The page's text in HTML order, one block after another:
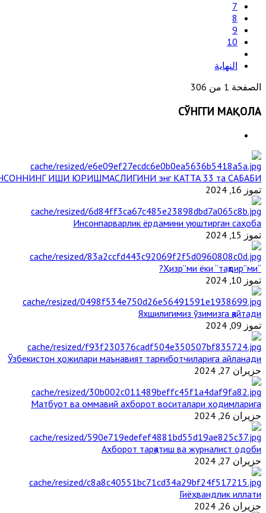
7
8
9
10
النهاية
الصفحة 1 من 306
СЎНГГИ МАҚОЛА
ИШИ ЮРИШМАСЛИГИНИ энг КАТТА 33 та САБАБИ
تموز 16, 2024
Инсонпарварлик ёрдамини уюштирган саҳоба
تموز 15, 2024
“Ҳизр”ми ёки “тақдир”ми?
تموز 10, 2024
Яхшилигимиз ўзимизга қайтади
تموز 09, 2024
Ўзбекистон ҳожилари маънавият тарғиботчиларига айланади
حزيران 27, 2024
Матбуот ва оммавий ахборот воситалари ходимларига
حزيران 26, 2024
Ахборот тарқатиш ва журналист одоби
حزيران 27, 2024
Гиёҳвандлик иллати
حزيران 26, 2024